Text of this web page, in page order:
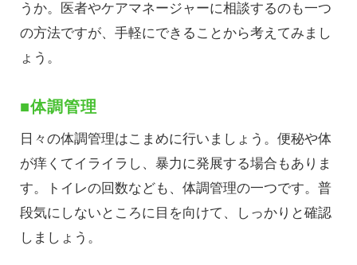
うか。医者やケアマネージャーに相談するのも一つ
の方法ですが、手軽にできることから考えてみまし
ょう。
■体調管理
日々の体調管理はこまめに行いましょう。便秘や体
が痒くてイライラし、暴力に発展する場合もありま
す。トイレの回数なども、体調管理の一つです。普
段気にしないところに目を向けて、しっかりと確認
しましょう。